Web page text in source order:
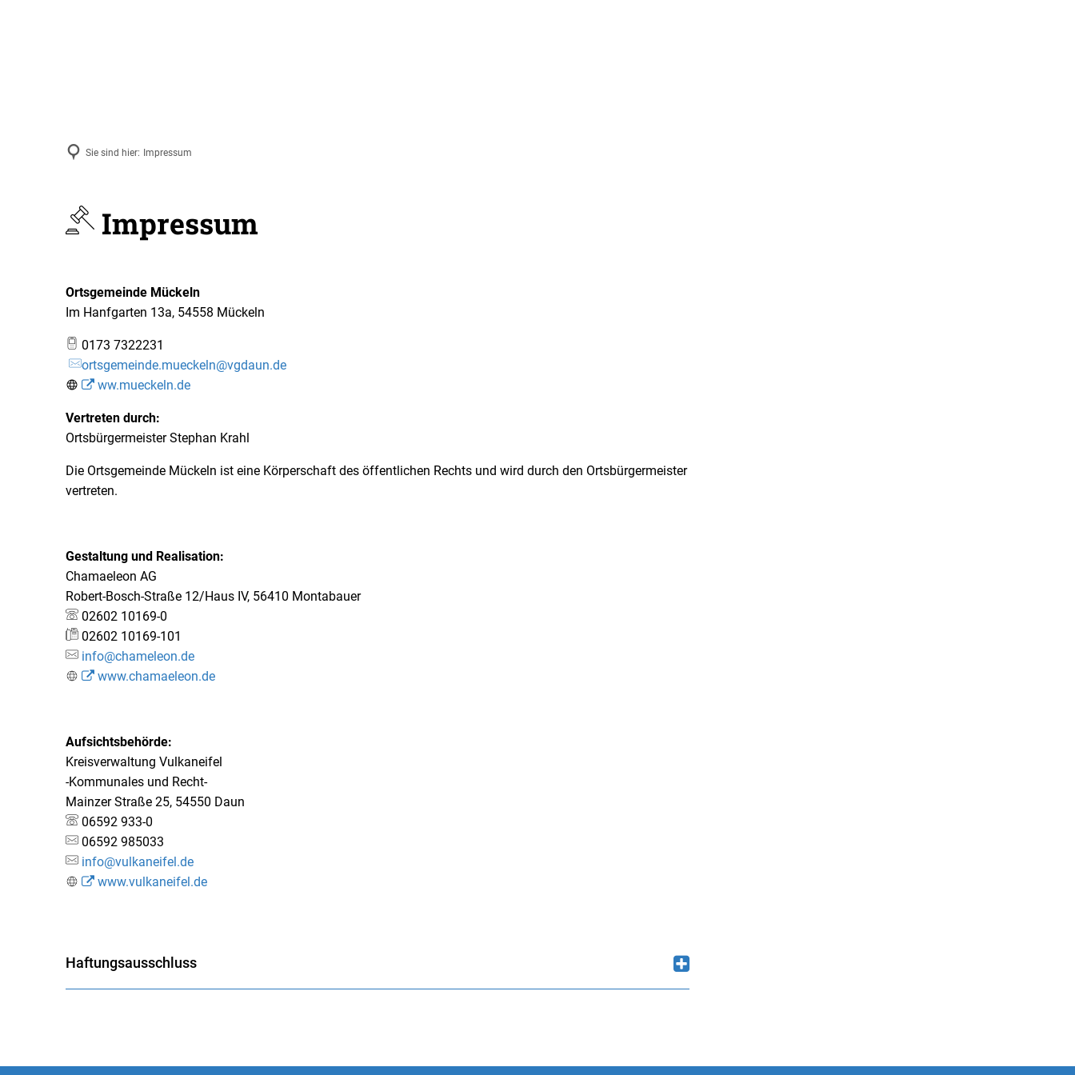
Sie sind hier: Impressum
Impressum
Ortsgemeinde Mückeln
Im Hanfgarten 13a, 54558 Mückeln
0173 7322231
ortsgemeinde.mueckeln@vgdaun.de
ww.mueckeln.de
Vertreten durch:
Ortsbürgermeister Stephan Krahl
Die Ortsgemeinde Mückeln ist eine Körperschaft des öffentlichen Rechts und wird durch den Ortsbürgermeister
vertreten.
Gestaltung und Realisation:
Chamaeleon AG
Robert-Bosch-Straße 12/Haus IV, 56410 Montabauer
02602 10169-0
02602 10169-101
info@chameleon.de
www.chamaeleon.de
Aufsichtsbehörde:
Kreisverwaltung Vulkaneifel
-Kommunales und Recht-
Mainzer Straße 25, 54550 Daun
06592 933-0
06592 985033
info@vulkaneifel.de
www.vulkaneifel.de
Haftungsausschluss